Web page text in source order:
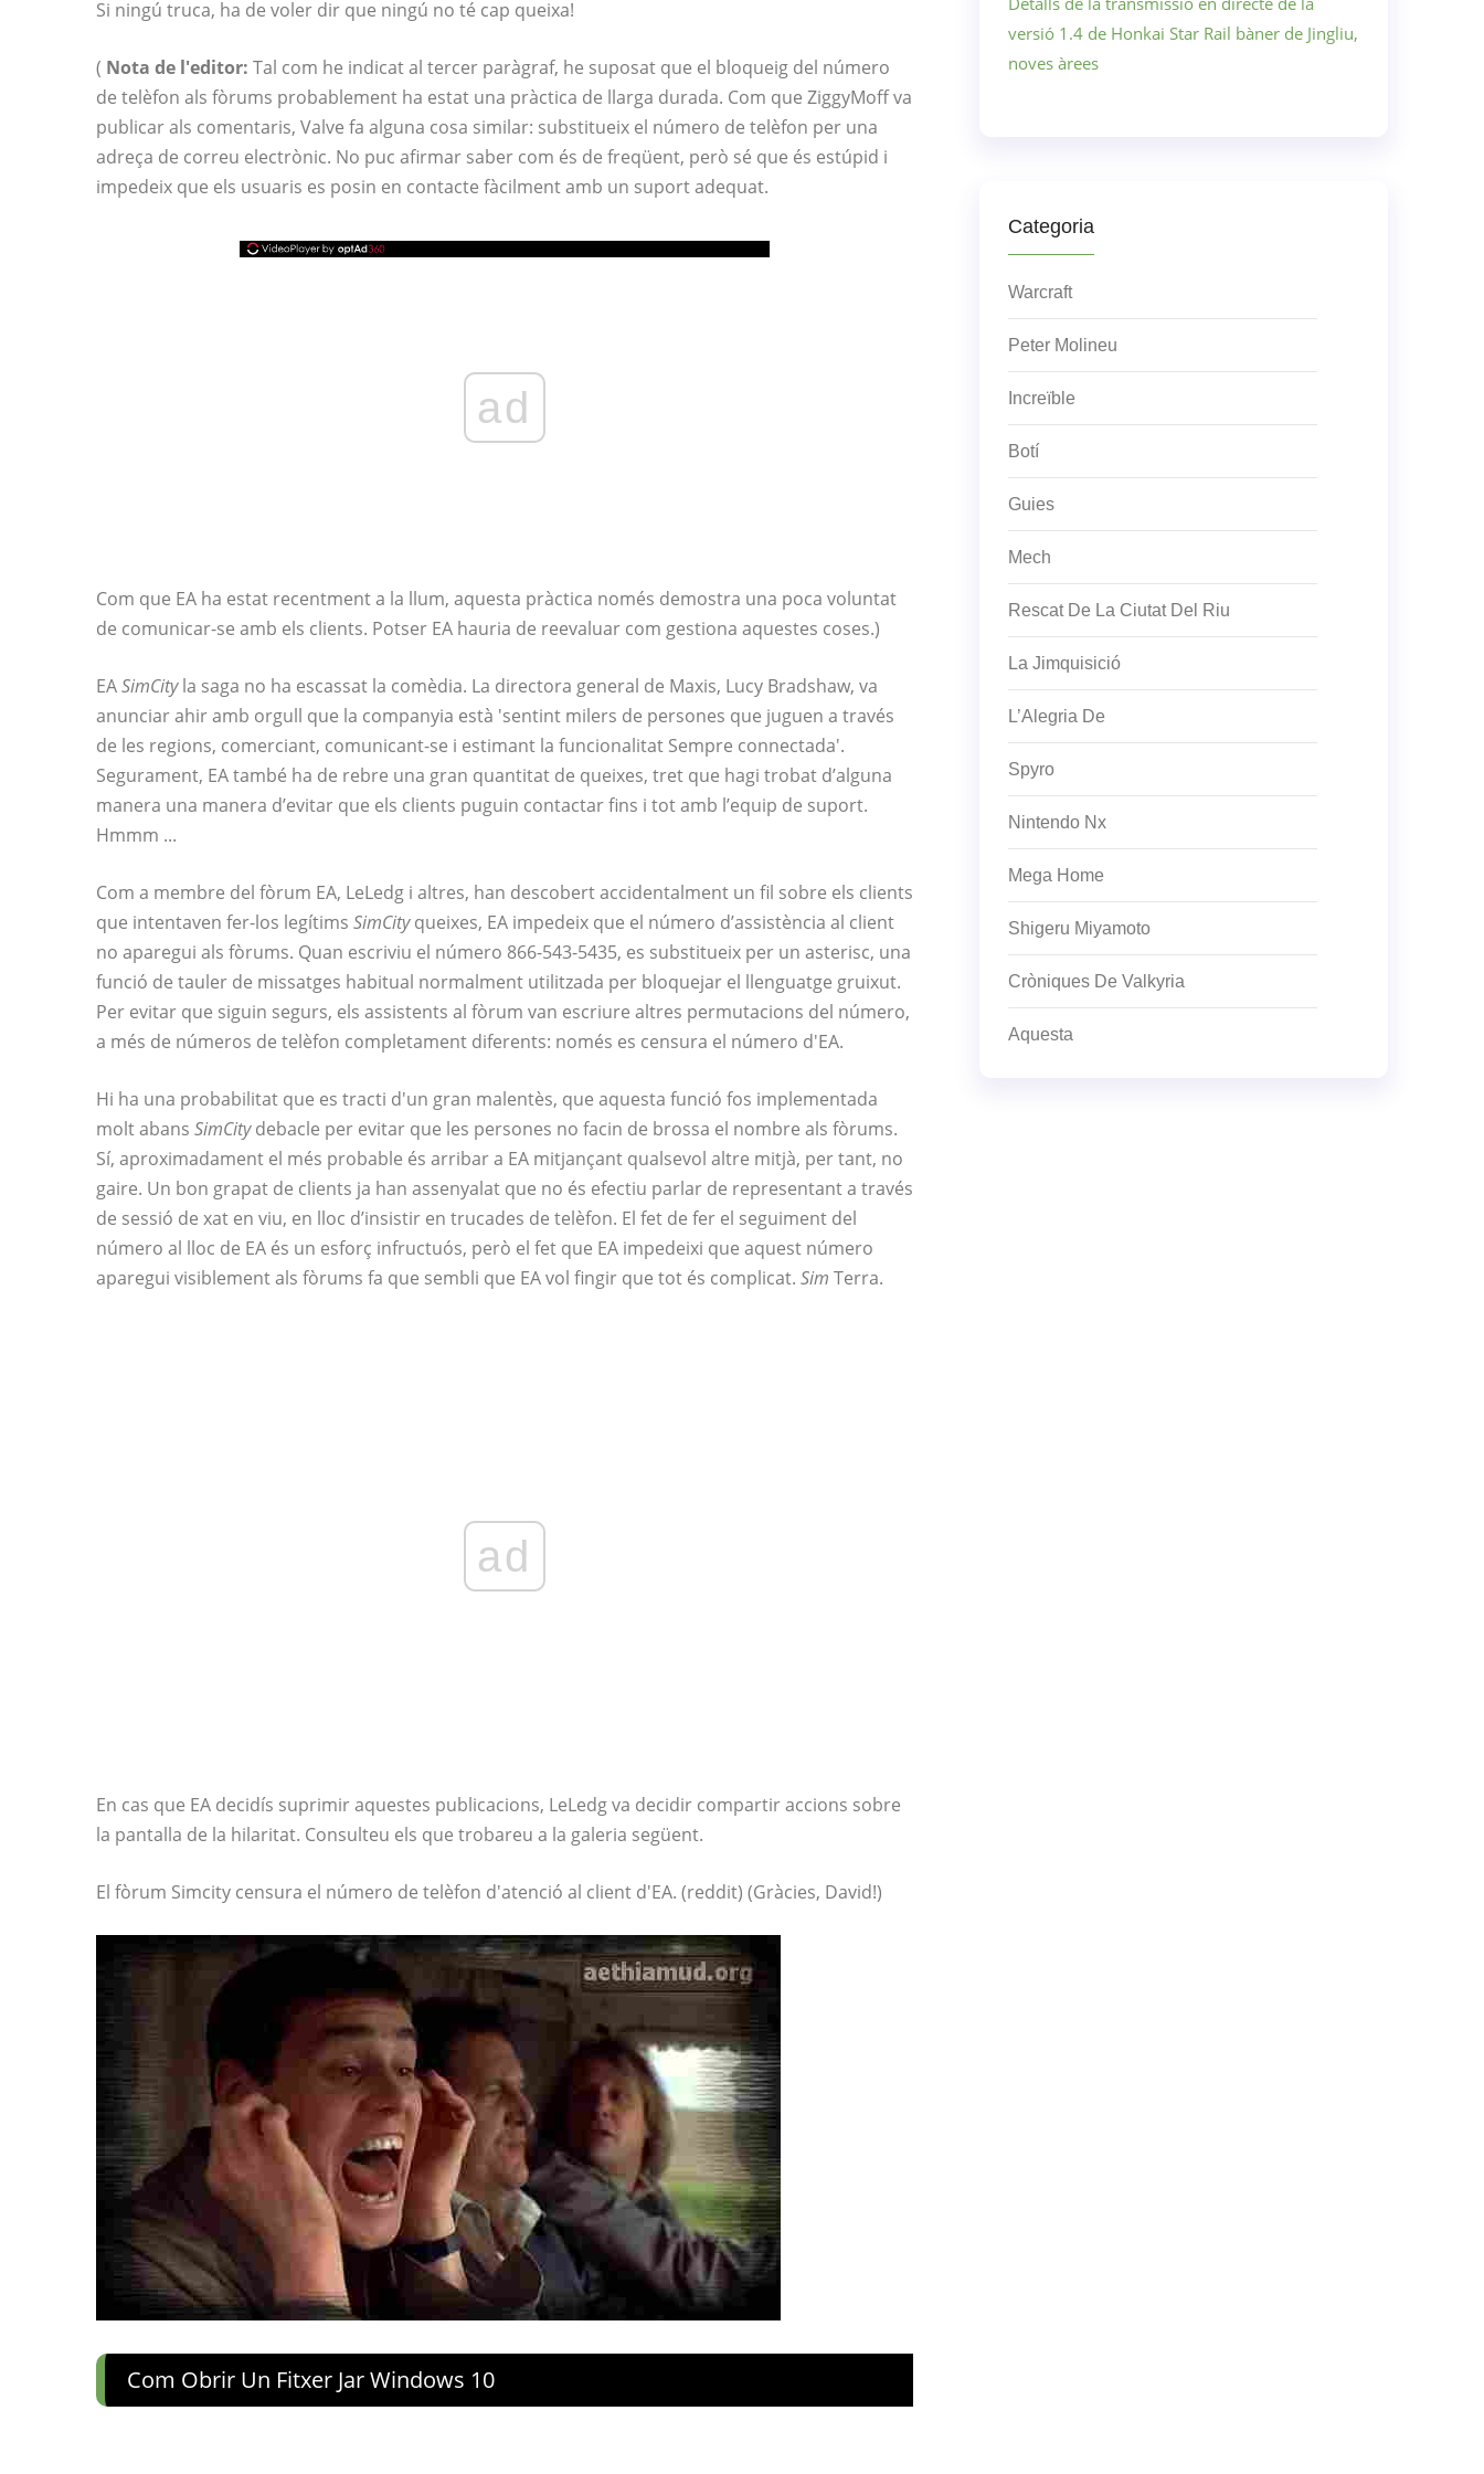
Si ningú truca, ha de voler dir que ningú no té cap queixa!
( Nota de l'editor: Tal com he indicat al tercer paràgraf, he suposat que el bloqueig del número
de telèfon als fòrums probablement ha estat una pràctica de llarga durada. Com que ZiggyMoff va
publicar als comentaris, Valve fa alguna cosa similar: substitueix el número de telèfon per una
adreça de correu electrònic. No puc afirmar saber com és de freqüent, però sé que és estúpid i
impedeix que els usuaris es posin en contacte fàcilment amb un suport adequat.
ad
Com que EA ha estat recentment a la llum, aquesta pràctica només demostra una poca voluntat
de comunicar-se amb els clients. Potser EA hauria de reevaluar com gestiona aquestes coses.)
EASimCityla saga no ha escassat la comèdia. La directora general de Maxis, Lucy Bradshaw, va
anunciar ahir amb orgull que la companyia està 'sentint milers de persones que juguen a través
de les regions, comerciant, comunicant-se i estimant la funcionalitat Sempre connectada'.
Segurament, EA també ha de rebre una gran quantitat de queixes, tret que hagi trobat d’alguna
manera una manera d’evitar que els clients puguin contactar fins i tot amb l’equip de suport.
Hmmm ...
Com a membre del fòrum EA, LeLedg i altres, han descobert accidentalment un fil sobre els clients
que intentaven fer-los legítims SimCityqueixes, EA impedeix que el número d’assistència al client
no aparegui als fòrums. Quan escriviu el número 866-543-5435, es substitueix per un asterisc, una
funció de tauler de missatges habitual normalment utilitzada per bloquejar el llenguatge gruixut.
Per evitar que siguin segurs, els assistents al fòrum van escriure altres permutacions del número,
a més de números de telèfon completament diferents: només es censura el número d'EA.
Hi ha una probabilitat que es tracti d'un gran malentès, que aquesta funció fos implementada
molt abans SimCitydebacle per evitar que les persones no facin de brossa el nombre als fòrums.
Sí, aproximadament el més probable és arribar a EA mitjançant qualsevol altre mitjà, per tant, no
gaire. Un bon grapat de clients ja han assenyalat que no és efectiu parlar de representant a través
de sessió de xat en viu, en lloc d’insistir en trucades de telèfon. El fet de fer el seguiment del
número al lloc de EA és un esforç infructuós, però el fet que EA impedeixi que aquest número
aparegui visiblement als fòrums fa que sembli que EA vol fingir que tot és complicat. Sim Terra.
ad
En cas que EA decidís suprimir aquestes publicacions, LeLedg va decidir compartir accions sobre
la pantalla de la hilaritat. Consulteu els que trobareu a la galeria següent.
El fòrum Simcity censura el número de telèfon d'atenció al client d'EA. (reddit) (Gràcies, David!)
Com Obrir Un Fitxer Jar Windows 10
versió 1.4 de Honkai Star Rail bàner de Jingliu,
noves àrees
Categoria
Warcraft
Peter Molineu
Increïble
Botí
Guies
Mech
Rescat De La Ciutat Del Riu
La Jimquisició
L’Alegria De
Spyro
Nintendo Nx
Mega Home
Shigeru Miyamoto
Cròniques De Valkyria
Aquesta